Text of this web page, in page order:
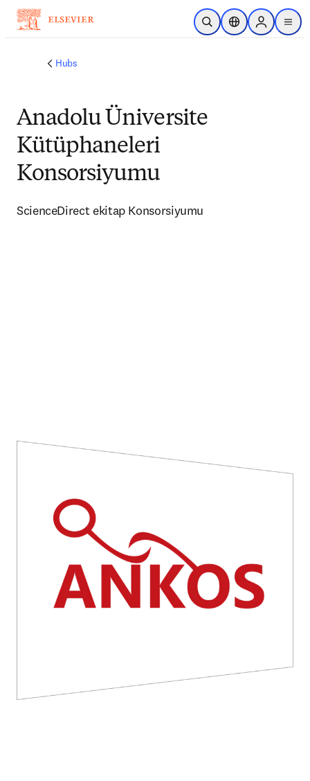
Skip to main content
Open SearchLocation Selector
Sign in to
menu
Hubs
Anadolu Üniversite
Kütüphaneleri
Konsorsiyumu
ScienceDirect ekitap Konsorsiyumu